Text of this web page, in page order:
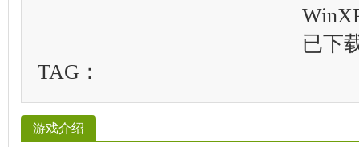
已下
TAG：
游戏介绍